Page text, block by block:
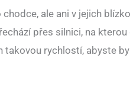
ale ani v jejich
přes silnici, na
takovou rychlostí, abyste